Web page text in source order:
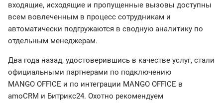
входящие, исходящие и пропущенные вызовы доступны
всем вовлеченным в процесс сотрудникам и
автоматически подгружаются в сводную аналитику по
отдельным менеджерам.
Два года назад, удостоверившись в качестве услуг, стали
официальными партнерами по подключению
MANGO OFFICE и по интеграции MANGO OFFICE в
amoCRM и Битрикс24. Охотно рекомендуем